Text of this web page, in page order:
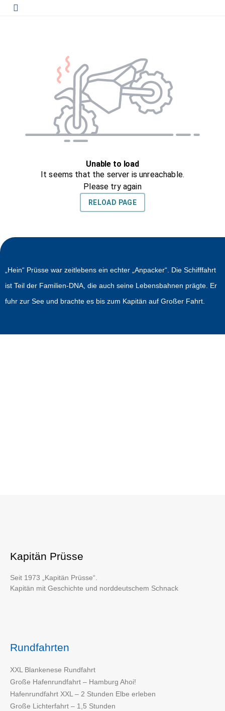
„Hein“ Prüsse war zeitlebens ein echter „Anpacker“. Die Schifffahrt
ist Teil der Familien-DNA, die auch seine Lebensbahnen prägte. Er
fuhr zur See und brachte es bis zum Kapitän auf Großer Fahrt.
Kapitän Prüsse
Seit 1973 „Kapitän Prüsse“.
Kapitän mit Geschichte und norddeutschem Schnack
Rundfahrten
XXL Blankenese Rundfahrt
Große Hafenrundfahrt – Hamburg Ahoi!
Hafenrundfahrt XXL – 2 Stunden Elbe erleben
Große Lichterfahrt – 1,5 Stunden